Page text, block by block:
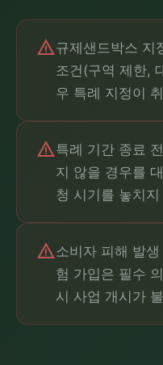
warning규제샌드박스 지
조건(구역 제한,
우 특례 지정이
warning특례 기간 종료
지 않을 경우를
청 시기를 놓치
warning소비자 피해 발
험 가입은 필수
시 사업 개시가